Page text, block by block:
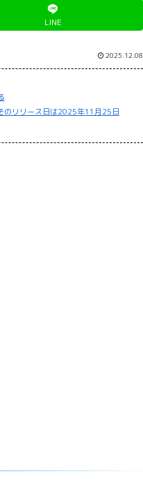
LINE
2025.12.08
のリリース日は2025年11月25日